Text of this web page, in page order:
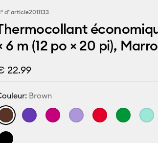
d''article2011133
6 m (12 po × 20 pi),
22.99
Brown